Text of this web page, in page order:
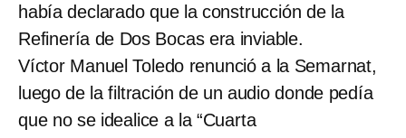
había declarado que la construcción de la
Refinería de Dos Bocas era inviable.
Víctor Manuel Toledo renunció a la Semarnat,
luego de la filtración de un audio donde pedía
que no se idealice a la “Cuarta